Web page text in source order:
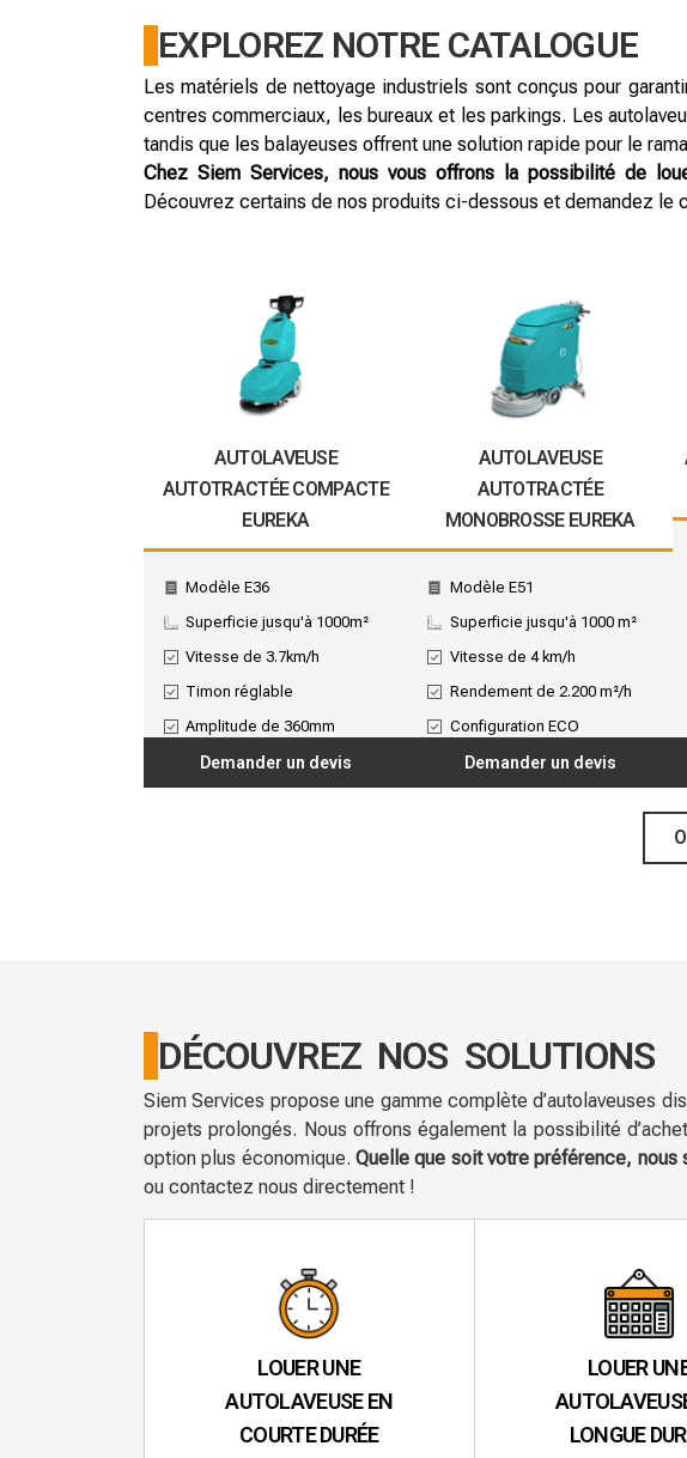
EXPLOREZ NOTRE CATALOGUE
Les matériels de nettoyage industriels sont conçus pour
centres commerciaux, les bureaux et les parkings. Les
tandis que les balayeuses offrent une solution rapide pour le
Chez Siem Services, nous vous offrons la possibilité de
Découvrez certains de nos produits ci-dessous et demandez le
AUTOLAVEUSE
AUTOTRACTÉE COMPACTE
EUREKA
Modèle E36
Superficie jusqu'à 1000m²
Vitesse de 3.7km/h
Timon réglable
Amplitude de 360mm
Demander un devis
AUTOLAVEUSE
AUTOTRACTÉE
MONOBROSSE EUREKA
Modèle E51
Superficie jusqu'à 1000 m²
Vitesse de 4 km/h
Rendement de 2.200 m²/h
Configuration ECO
Demander un devis
DÉCOUVREZ NOS SOLUTIONS
Siem Services propose une gamme complète d’autolaveuses
projets prolongés. Nous offrons également la possibilité
option plus économique. Quelle que soit votre préférence,
ou contactez nous directement !
LOUER UNE
AUTOLAVEUSE EN
COURTE DURÉE
LOUER
LONGUE